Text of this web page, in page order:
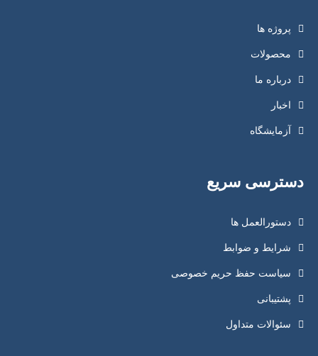
پروژه ها
محصولات
درباره ما
اخبار
آزمایشگاه
دسترسی سریع
دستورالعمل ها
شرایط و ضوابط
سیاست حفظ حریم خصوصی
پشتیبانی
سئوالات متداول